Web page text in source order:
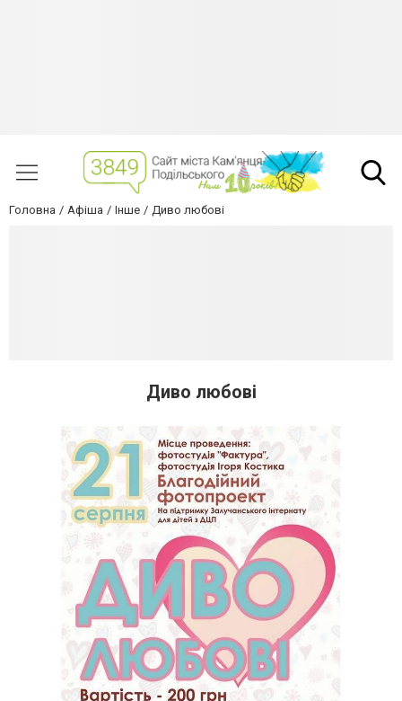
Головна Афіша Інше Диво любові
Диво любові